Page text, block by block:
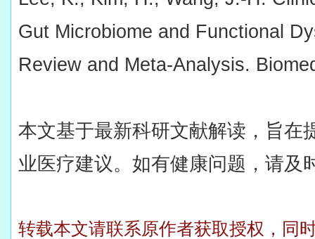
Gut Microbiome and Functional
Review and Meta-Analysis.
本文基于最新科研文献解读，旨在
业医疗建议。如有健康问题，请及
转载本文请联系原作者获取授权，同